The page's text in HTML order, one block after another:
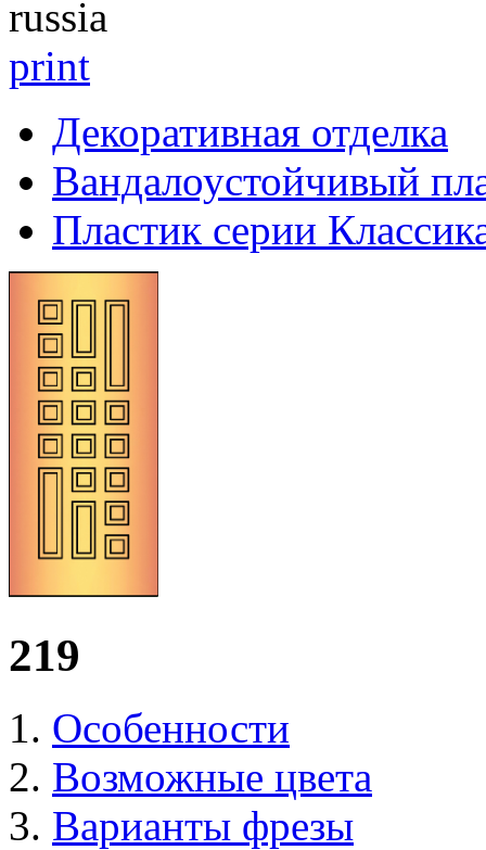
russia
print
Декоративная отделка
Вандалоустойчивый
Пластик серии
219
Особенности
Возможные цвета
Варианты фрезы